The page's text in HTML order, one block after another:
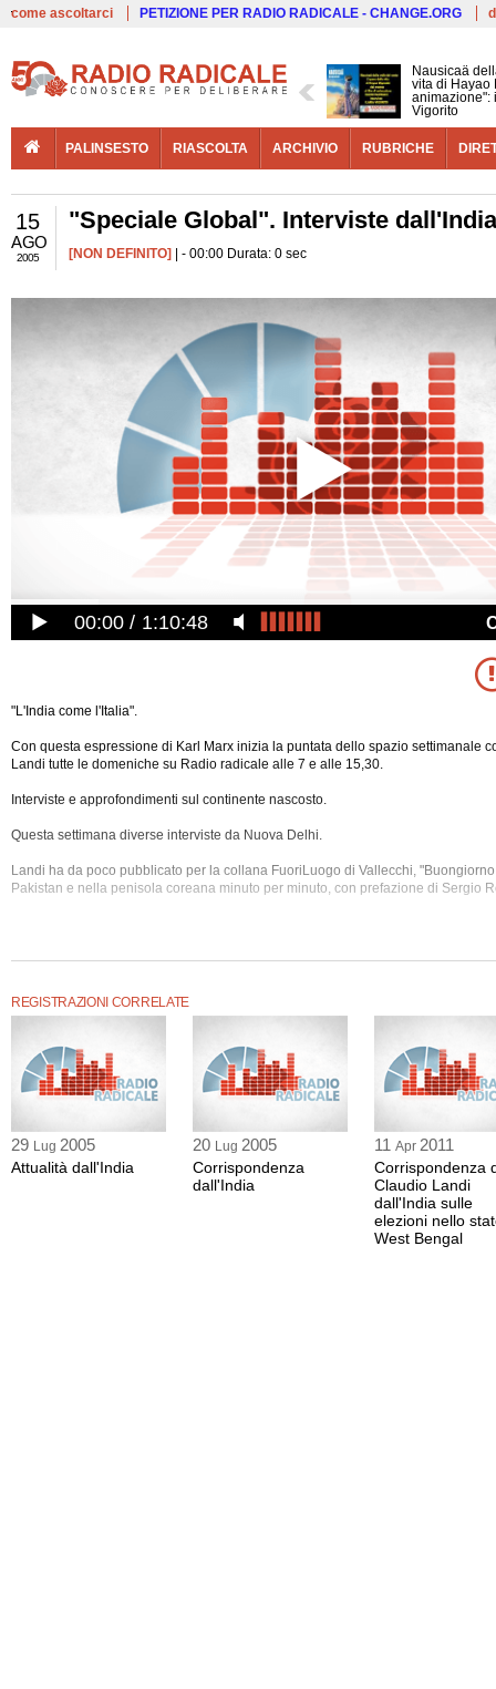
come ascoltarci PETIZIONE PER RADIO RADICALE - CHANGE.ORG
Nausicaä
vita di Hayao
animazione":
Vigorito
PALINSESTO RIASCOLTA ARCHIVIO RUBRICHE
15
AGO
2005
"Speciale Global". Interviste
[NON DEFINITO] | - 00:00 Durata: 0 sec
00:00 1:10:48
"L'India come l'Italia".
Con questa espressione di Karl Marx inizia la puntata dello spazio settimanale
Landi tutte le domeniche su Radio radicale alle 7 e alle 15,30.
Interviste e approfondimenti sul continente nascosto.
Questa settimana diverse interviste da Nuova Delhi.
Landi ha da poco pubblicato per la collana FuoriLuogo di Vallecchi,
Pakistan e nella penisola coreana minuto per minuto, con prefazione di Sergio
REGISTRAZIONI CORRELATE
29 Lug 2005
Attualità dall'India
20 Lug 2005
Corrispondenza
dall'India
11 Apr 2011
Corrispondenza
Claudio Landi
dall'India sulle
elezioni nello
West Bengal